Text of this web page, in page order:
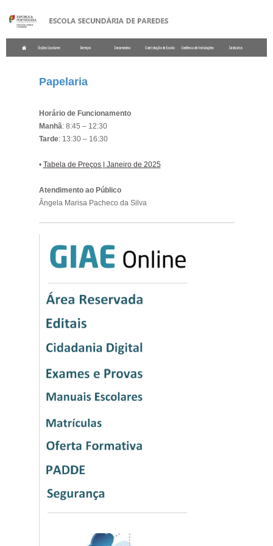
Papelaria
Horário de Funcionamento
Manhã: 8:45 – 12:30
Tarde: 13:30 – 16:30
• Tabela de Preços | Janeiro de 2025
Atendimento ao Público
Ângela Marisa Pacheco da Silva